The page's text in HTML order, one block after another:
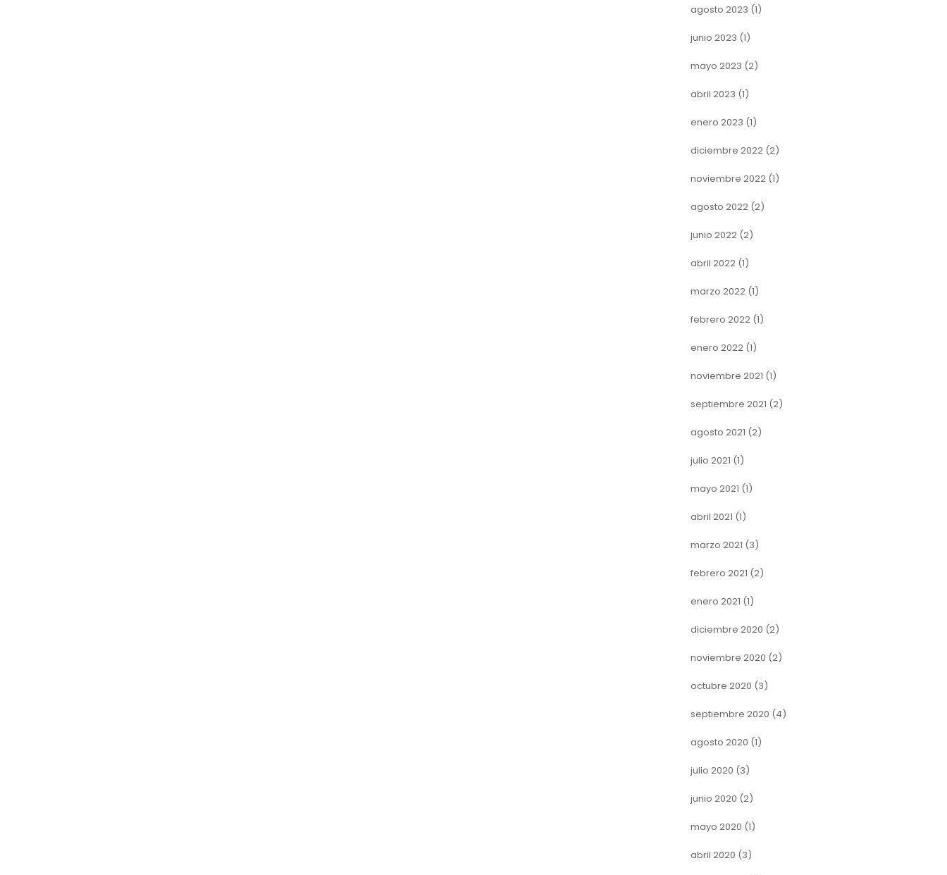
agosto 2023 (1)
junio 2023 (1)
mayo 2023 (2)
abril 2023 (1)
enero 2023 (1)
diciembre 2022(2)
noviembre 2022(1)
agosto 2022(2)
junio 2022(2)
abril 2022(1)
marzo 2022(1)
febrero 2022(1)
enero 2022(1)
noviembre 2021 (1)
septiembre 2021 (2)
agosto 2021 (2)
julio 2021 (1)
mayo 2021 (1)
abril 2021 (1)
marzo 2021 (3)
febrero 2021 (2)
enero 2021 (1)
diciembre 2020 (2)
noviembre 2020 (2)
octubre 2020 (3)
septiembre 2020 (4)
agosto 2020 (1)
julio 2020 (3)
junio 2020 (2)
mayo 2020 (1)
abril 2020 (3)